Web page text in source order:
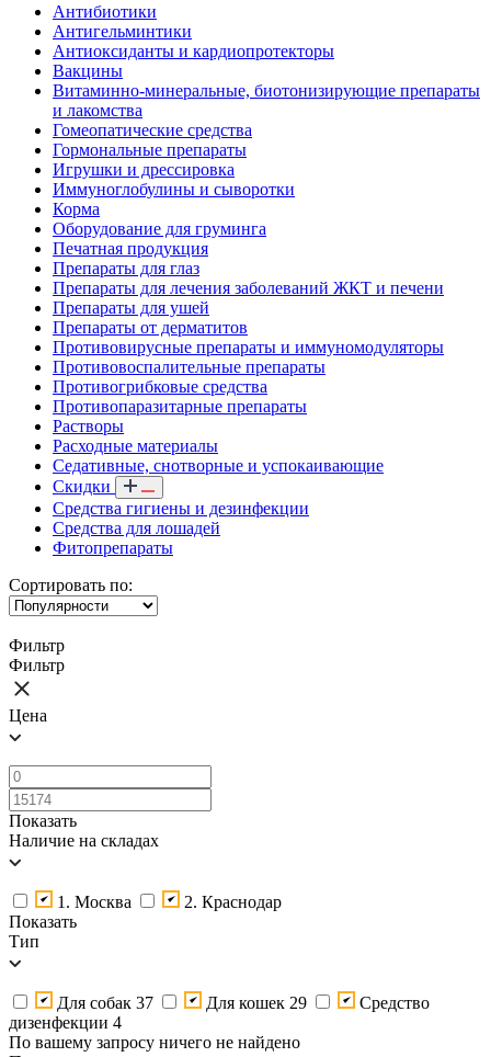
Антибиотики
Антигельминтики
Антиоксиданты и кардиопротекторы
Вакцины
Витаминно-минеральные, биотонизирующие препараты
и лакомства
Гомеопатические средства
Гормональные препараты
Игрушки и дрессировка
Иммуноглобулины и сыворотки
Корма
Оборудование для груминга
Печатная продукция
Препараты для глаз
Препараты для лечения заболеваний ЖКТ и печени
Препараты для ушей
Препараты от дерматитов
Противовирусные препараты и иммуномодуляторы
Противовоспалительные препараты
Противогрибковые средства
Противопаразитарные препараты
Растворы
Расходные материалы
Седативные, снотворные и успокаивающие
Скидки
Средства гигиены и дезинфекции
Средства для лошадей
Фитопрепараты
Сортировать по:
Фильтр
Фильтр
Цена
Показать
Наличие на складах
1. Москва
2. Краснодар
Показать
Тип
Для собак 37 Для кошек 29
Средство
дизенфекции 4
По вашему запросу ничего не найдено